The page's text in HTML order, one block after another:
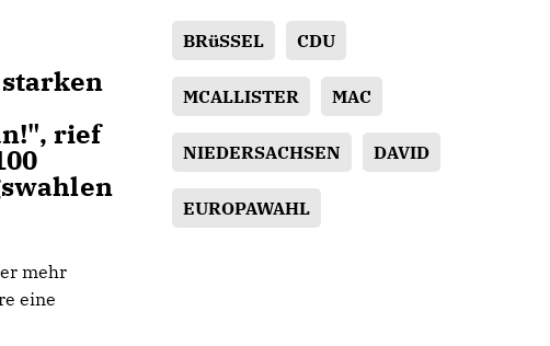
rief
mehr
eine
BRüSSEL CDU
MCALLISTER MAC
NIEDERSACHSEN DAVID
EUROPAWAHL